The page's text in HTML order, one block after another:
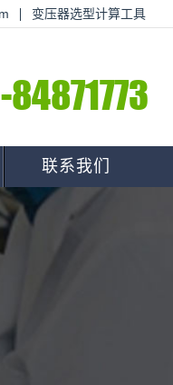
变压器选型计算工具
联系我们